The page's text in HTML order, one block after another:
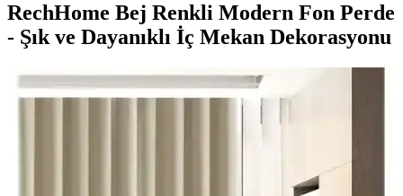
RechHome Bej Renkli Modern Fon Perde
- Şık ve Dayanıklı İç Mekan Dekorasyonu